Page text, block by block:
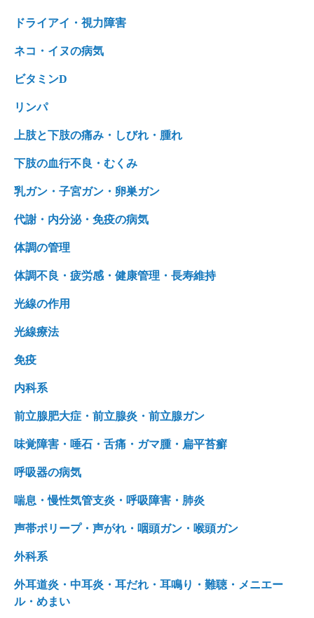
ドライアイ・視力障害
ネコ・イヌの病気
ビタミンD
リンパ
上肢と下肢の痛み・しびれ・腫れ
下肢の血行不良・むくみ
乳ガン・子宮ガン・卵巣ガン
代謝・内分泌・免疫の病気
体調の管理
体調不良・疲労感・健康管理・長寿維持
光線の作用
光線療法
免疫
内科系
前立腺肥大症・前立腺炎・前立腺ガン
味覚障害・唾石・舌痛・ガマ腫・扁平苔癬
呼吸器の病気
喘息・慢性気管支炎・呼吸障害・肺炎
声帯ポリープ・声がれ・咽頭ガン・喉頭ガン
外科系
外耳道炎・中耳炎・耳だれ・耳鳴り・難聴・メニエー
ル・めまい